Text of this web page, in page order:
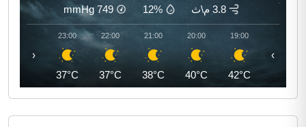
3.8 م\ث 12%
749
mmHg
19:00
42°C
20:00
40°C
21:00
38°C
22:00
37°C
23:00
37°C
‹ ›